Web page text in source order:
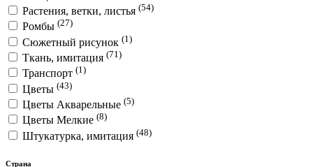
Растения, ветки, листья (54)
Ромбы (27)
Сюжетный рисунок (1)
Ткань, имитация (71)
Транспорт (1)
Цветы (43)
Цветы Акварельные (5)
Цветы Мелкие (8)
Штукатурка, имитация (48)
Страна